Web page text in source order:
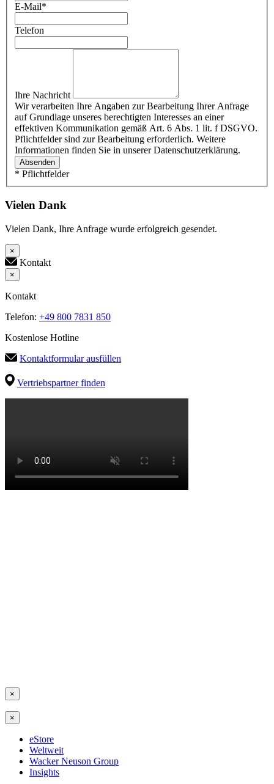
E-Mail*
Telefon
Ihre Nachricht
Wir verarbeiten Ihre Angaben zur Bearbeitung Ihrer Anfrage
auf Grundlage unseres berechtigten Interesses an einer
effektiven Kommunikation gemäß Art. 6 Abs. 1 lit. f DSGVO.
Pflichtfelder sind zur Bearbeitung erforderlich. Weitere
Informationen finden Sie in unserer Datenschutzerklärung.
Absenden
* Pflichtfelder
Vielen Dank
Vielen Dank, Ihre Anfrage wurde erfolgreich gesendet.
×
Kontakt
×
Kontakt
Telefon: +49 800 7831 850
Kostenlose Hotline
Kontaktformular ausfüllen
Vertriebspartner finden
×
×
eStore
Weltweit
Wacker Neuson Group
Insights